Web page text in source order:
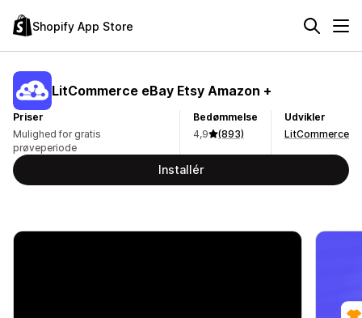
Shopify App Store
LitCommerce eBay Etsy Amazon +
Priser
Mulighed for gratis
prøveperiode
Bedømmelse
4,9
(893)
Udvikler
LitCommerce
Installér